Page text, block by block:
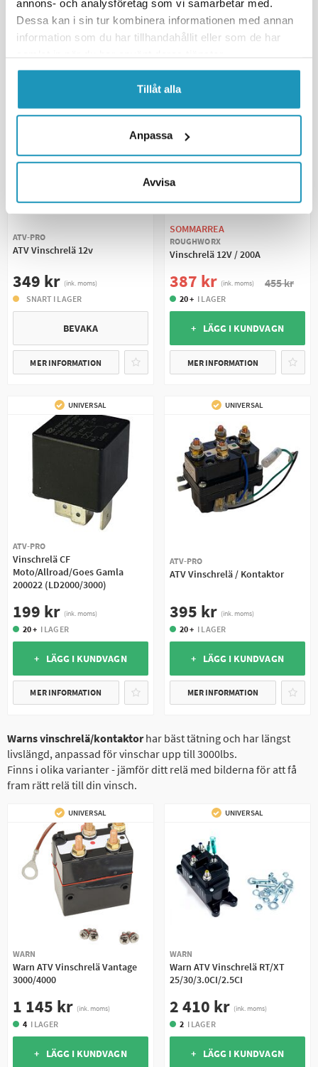
annons- och analysföretag som vi samarbetar med.
Dessa kan i sin tur kombinera informationen med annan
information som du har tillhandahållit eller som de har
Tillåt alla
Anpassa
Avvisa
Artrax/Bronco/Kinesiska vinscharvinschrelän har samma
funktion som Warns relä men till ett lägre pris, mycket prisvärda
relä som också de har lång livslängd.
ATV-PRO
ATV Vinschrelä 12v
349 kr (ink. moms)
SNART I LAGER
BEVAKA
MER INFORMATION
SOMMARREA
ROUGHWORX
Vinschrelä 12V / 200A
387 kr (ink. moms) 455 kr
20 + I LAGER
+ LÄGG I KUNDVAGN
MER INFORMATION
UNIVERSAL
ATV-PRO
Vinschrelä CF
Moto/Allroad/Goes Gamla
200022 (LD2000/3000)
199 kr (ink. moms)
20 + I LAGER
+ LÄGG I KUNDVAGN
MER INFORMATION
UNIVERSAL
ATV-PRO
ATV Vinschrelä / Kontaktor
395 kr (ink. moms)
20 + I LAGER
+ LÄGG I KUNDVAGN
MER INFORMATION
Warns vinschrelä/kontaktorhar bäst tätning och har längst
livslängd, anpassad för vinschar upp till 3000lbs.
Finns i olika varianter - jämför ditt relä med bilderna för att få
fram rätt relä till din vinsch.
UNIVERSAL
WARN
Warn ATV Vinschrelä Vantage
3000/4000
1 145 kr (ink. moms)
4 I LAGER
+ LÄGG I KUNDVAGN
UNIVERSAL
WARN
Warn ATV Vinschrelä RT/XT
25/30/3.0CI/2.5CI
2 410 kr (ink. moms)
2 I LAGER
+ LÄGG I KUNDVAGN